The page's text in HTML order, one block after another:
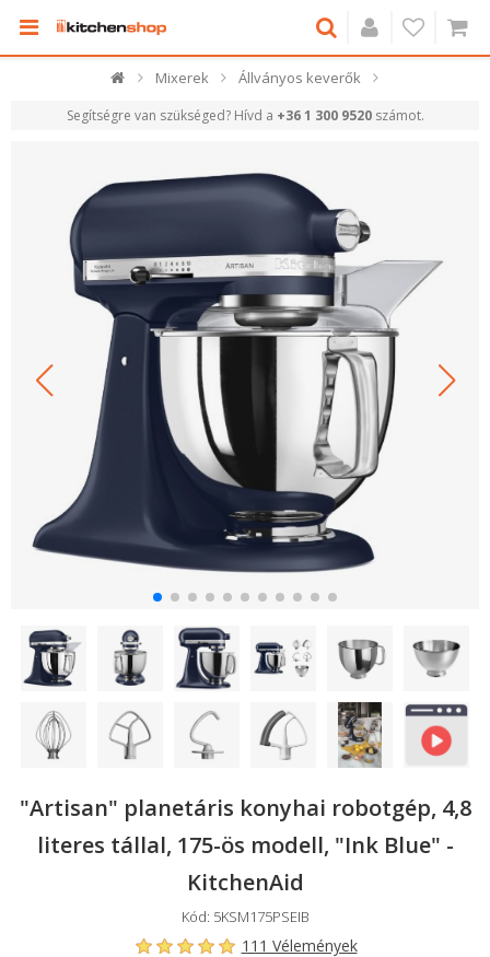
Mixerek Állványos keverők
Segítségre van szükséged? Hívd a +36 1 300 9520számot.
"Artisan" planetáris konyhai robotgép, 4,8
literes tállal, 175-ös modell, "Ink Blue" -
KitchenAid
Kód: 5KSM175PSEIB
111 Vélemények